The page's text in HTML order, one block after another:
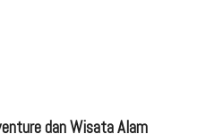
dan Wisata Alam